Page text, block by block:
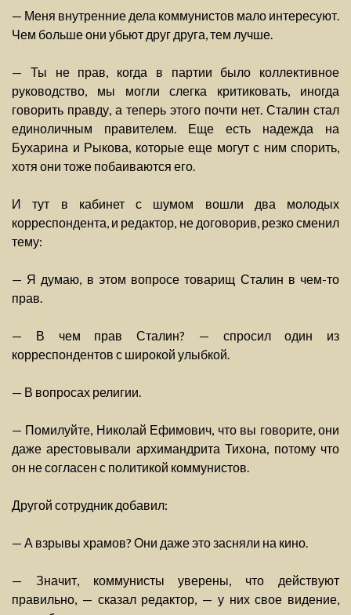
— Меня внутренние дела коммунистов мало интересуют.
Чем больше они убьют друг друга, тем лучше.
— Ты не прав, когда в партии было коллективное
руководство, мы могли слегка критиковать, иногда
говорить правду, а теперь этого почти нет. Сталин стал
единоличным правителем. Еще есть надежда на
Бухарина и Рыкова, которые еще могут с ним спорить,
хотя они тоже побаиваются его.
И тут в кабинет с шумом вошли два молодых
корреспондента, и редактор, не договорив, резко сменил
тему:
— Я думаю, в этом вопросе товарищ Сталин в чем-то
прав.
— В чем прав Сталин? — спросил один из
корреспондентов с широкой улыбкой.
— В вопросах религии.
— Помилуйте, Николай Ефимович, что вы говорите, они
даже арестовывали архимандрита Тихона, потому что
он не согласен с политикой коммунистов.
Другой сотрудник добавил:
— А взрывы храмов? Они даже это засняли на кино.
— Значит, коммунисты уверены, что действуют
правильно, — сказал редактор, — у них свое видение,